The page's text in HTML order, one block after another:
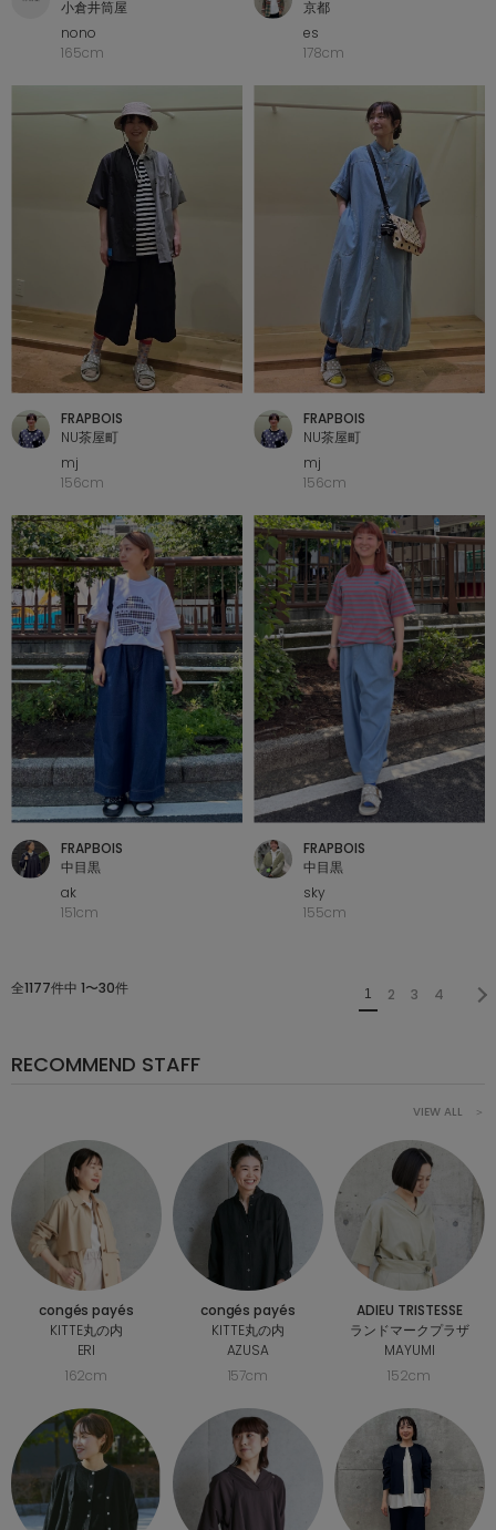
小倉井筒屋
nono
165cm
京都
es
178cm
FRAPBOIS
NU茶屋町
mj
156cm
FRAPBOIS
NU茶屋町
mj
156cm
FRAPBOIS
中目黒
ak
151cm
FRAPBOIS
中目黒
sky
155cm
全1177件中 1〜30件 1 2 3 4
RECOMMEND STAFF
VIEW ALL ＞
congés payés
KITTE丸の内
ERI
162cm
congés payés
KITTE丸の内
AZUSA
157cm
ADIEU TRISTESSE
ランドマークプラザ
MAYUMI
152cm